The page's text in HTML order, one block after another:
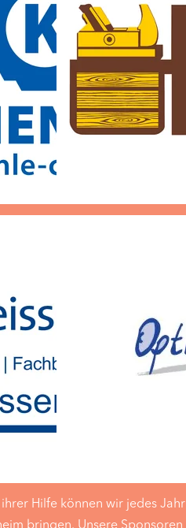
Hilfe können wir jedes
bringen. Unsere Sponsoren